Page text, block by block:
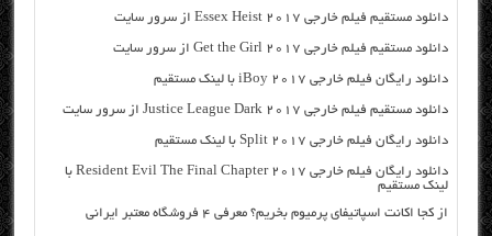
دانلود مستقیم فیلم خارجی Essex Heist 2017 از سرور سایت
دانلود مستقیم فیلم خارجی Get the Girl 2017 از سرور سایت
دانلود رایگان فیلم خارجی iBoy 2017 با لینک مستقیم
دانلود مستقیم فیلم خارجی Justice League Dark 2017 از سرور سایت
دانلود رایگان فیلم خارجی Split 2017 با لینک مستقیم
دانلود رایگان فیلم خارجی Resident Evil The Final Chapter 2017 با
لینک مستقیم
از کجا اکانت اسپاتیفای پرمیوم بخریم؟ معرفی ۴ فروشگاه معتبر ایرانی